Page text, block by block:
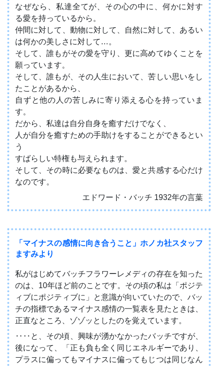
なぜなら、私達全てが、その心の中に、何かに対す
る愛を持っているから。
仲間に対して、動物に対して、自然に対して、あるい
は何かの美しさに対して…。
そして、誰もがその愛を守り、更に高めてゆくことを
願っています。
そして、誰もが、その人生において、苦しい思いをし
たことがあるから、
自ずと他の人の苦しみに寄り添える心を持っていま
す。
だから、私達は自分自身を癒すだけでなく、
人が自分を癒すための手助けをすることができるとい
う
すばらしい特権も与えられます。
そして、その時に必要なものは、愛と共感する心だけ
なのです。
エドワード・バッチ 1932年の言葉
「マイナスの感情に向き合うこと」ホノカ社スタッフ
ますみより
私がはじめてバッチフラワーレメディの存在を知った
のは、10年ほど前のことです。その頃の私は「ポジテ
ィブにポジティブに」と意識が向いていたので、バッ
チの指標であるマイナス感情の一覧表を見たときは、
正直なところ、ゾゾッとしたのを覚えています。
‥‥と、その頃、興味が湧かなかったバッチですが、
後になって、「正も負も全く同じエネルギーであり、
プラスに偏ってもマイナスに偏ってもじつは同じなん